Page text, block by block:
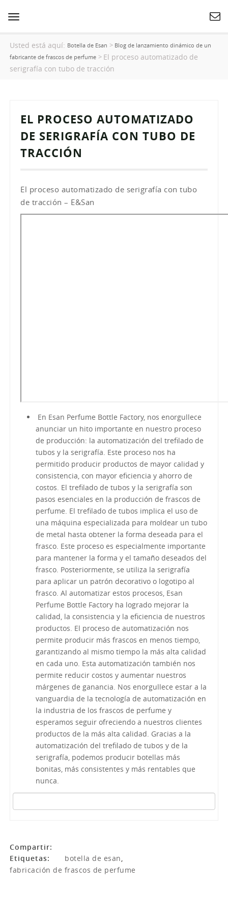
Cambiar
navegación
Usted está aquí: Botella de Esan > Blog de lanzamiento dinámico de un
fabricante de frascos de perfume > El proceso automatizado de
serigrafía con tubo de tracción
EL PROCESO AUTOMATIZADO
DE SERIGRAFÍA CON TUBO DE
TRACCIÓN
El proceso automatizado de serigrafía con tubo
de tracción – E&San
En Esan Perfume Bottle Factory, nos enorgullece
anunciar un hito importante en nuestro proceso
de producción: la automatización del trefilado de
tubos y la serigrafía. Este proceso nos ha
permitido producir productos de mayor calidad y
consistencia, con mayor eficiencia y ahorro de
costos. El trefilado de tubos y la serigrafía son
pasos esenciales en la producción de frascos de
perfume. El trefilado de tubos implica el uso de
una máquina especializada para moldear un tubo
de metal hasta obtener la forma deseada para el
frasco. Este proceso es especialmente importante
para mantener la forma y el tamaño deseados del
frasco. Posteriormente, se utiliza la serigrafía
para aplicar un patrón decorativo o logotipo al
frasco. Al automatizar estos procesos, Esan
Perfume Bottle Factory ha logrado mejorar la
calidad, la consistencia y la eficiencia de nuestros
productos. El proceso de automatización nos
permite producir más frascos en menos tiempo,
garantizando al mismo tiempo la más alta calidad
en cada uno. Esta automatización también nos
permite reducir costos y aumentar nuestros
márgenes de ganancia. Nos enorgullece estar a la
vanguardia de la tecnología de automatización en
la industria de los frascos de perfume y
esperamos seguir ofreciendo a nuestros clientes
productos de la más alta calidad. Gracias a la
automatización del trefilado de tubos y de la
serigrafía, podemos producir botellas más
bonitas, más consistentes y más rentables que
nunca.
Compartir:
Etiquetas:
botella de esan,
fabricación de frascos de perfume